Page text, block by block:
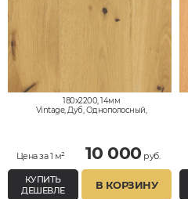
180x2200, 14мм
Vintage, Дуб, Однополосный,
Цена за 1 м² 10 000 руб.
КУПИТЬ
ДЕШЕВЛЕ
В КОРЗИНУ